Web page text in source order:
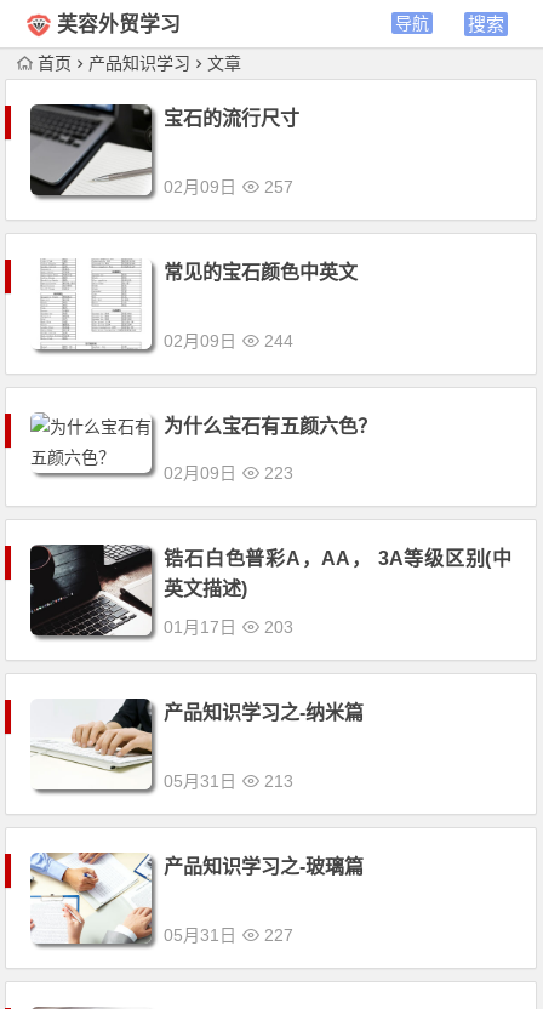
芙容外贸学习
首页 产品知识学习 文章
宝石的流行尺寸
02月09日 257
常见的宝石颜色中英文
02月09日 244
为什么宝石有五颜六色？
02月09日 223
锆石白色普彩A，AA， 3A等级区别(中
英文描述)
01月17日 203
产品知识学习之-纳米篇
05月31日 213
产品知识学习之-玻璃篇
05月31日 227